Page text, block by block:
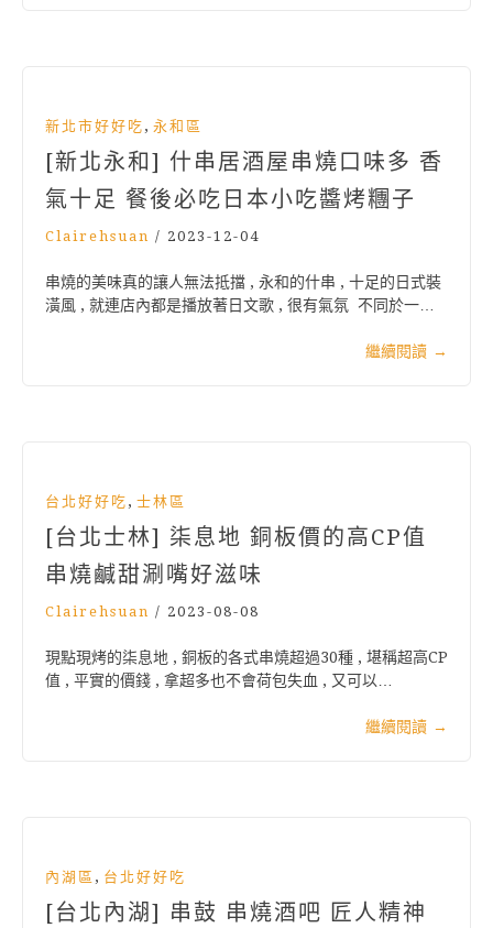
新北市好好吃 , 永和區
[新北永和] 什串居酒屋串燒口味多 香
氣十足 餐後必吃日本小吃醬烤糰子
Clairehsuan / 2023-12-04
串燒的美味真的讓人無法抵擋 , 永和的什串 , 十足的日式裝
潢風 , 就連店內都是播放著日文歌 , 很有氣氛 不同於一…
繼續閱讀 →
台北好好吃 , 士林區
[台北士林] 柒息地 銅板價的高CP值
串燒鹹甜涮嘴好滋味
Clairehsuan / 2023-08-08
現點現烤的柒息地 , 銅板的各式串燒超過30種 , 堪稱超高CP
值 , 平實的價錢 , 拿超多也不會荷包失血 , 又可以…
繼續閱讀 →
內湖區 , 台北好好吃
[台北內湖] 串鼓 串燒酒吧 匠人精神